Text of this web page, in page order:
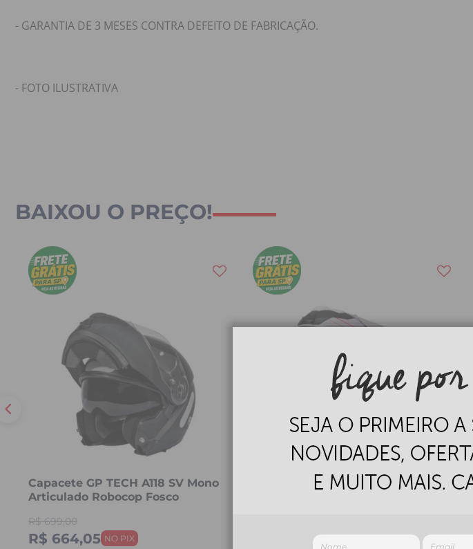
- GARANTIA DE 3 MESES CONTRA DEFEITO DE FABRICAÇÃO.
- FOTO ILUSTRATIVA
BAIXOU O PREÇO!
Capacete GP TECH A118 SV Mono
Articulado Robocop Fosco
R$ 699,00
R$ 664,05
Capacete GP TECH A118 SV Road
R$ 664,05